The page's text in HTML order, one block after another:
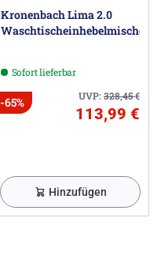
Kronenbach Lima 2.0
Waschtischeinhebelmischer
Sofort lieferbar
UVP:328,45€
-65%
113,99 €
Hinzufügen